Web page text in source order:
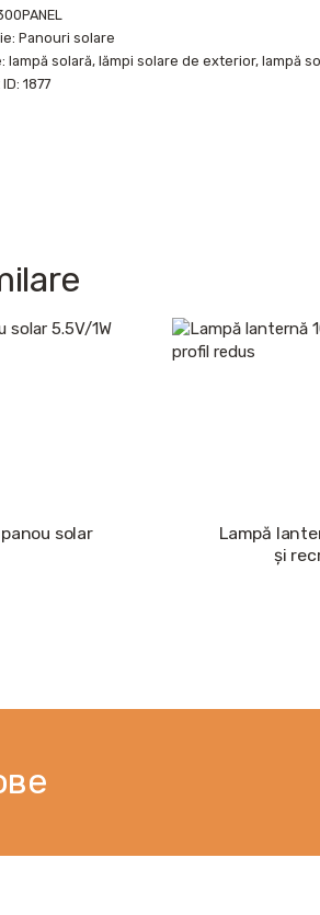
Panouri solare
lampă solară, lămpi solare de exterior, lampă
1877
solar
Lampă
și